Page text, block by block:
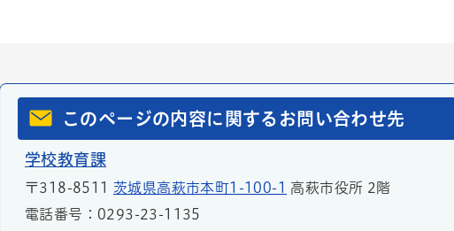
このページの内容に関するお問い合わせ先
学校教育課
〒318-8511 茨城県高萩市本町1-100-1
高萩市役所 2階
電話番号：0293-23-1135